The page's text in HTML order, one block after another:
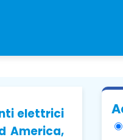
elettrici
America,